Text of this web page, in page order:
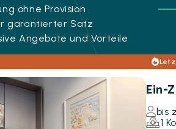
ohne Provision
garantierter Satz
Angebote und Vorteile
Ein-
bis
1